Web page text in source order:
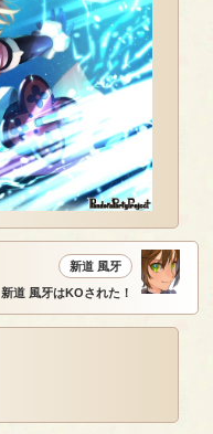
新道 風牙
新道 風牙はKOされた！